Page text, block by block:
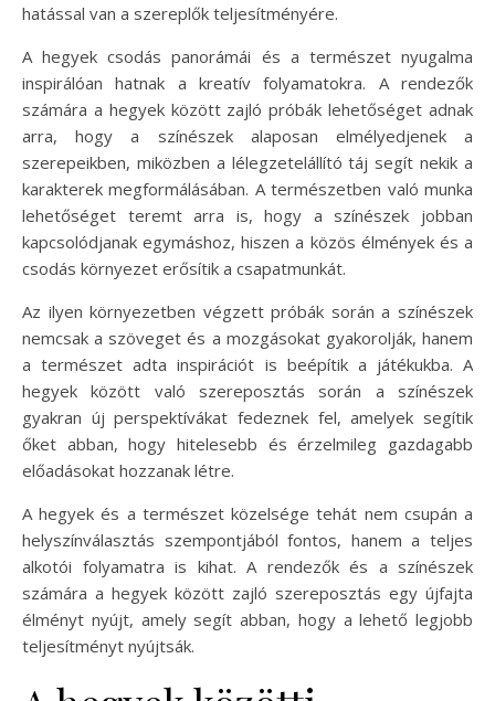
hatással van a szereplők teljesítményére.
A hegyek csodás panorámái és a természet nyugalma
inspirálóan hatnak a kreatív folyamatokra. A rendezők
számára a hegyek között zajló próbák lehetőséget adnak
arra, hogy a színészek alaposan elmélyedjenek a
szerepeikben, miközben a lélegzetelállító táj segít nekik a
karakterek megformálásában. A természetben való munka
lehetőséget teremt arra is, hogy a színészek jobban
kapcsolódjanak egymáshoz, hiszen a közös élmények és a
csodás környezet erősítik a csapatmunkát.
Az ilyen környezetben végzett próbák során a színészek
nemcsak a szöveget és a mozgásokat gyakorolják, hanem
a természet adta inspirációt is beépítik a játékukba. A
hegyek között való szereposztás során a színészek
gyakran új perspektívákat fedeznek fel, amelyek segítik
őket abban, hogy hitelesebb és érzelmileg gazdagabb
előadásokat hozzanak létre.
A hegyek és a természet közelsége tehát nem csupán a
helyszínválasztás szempontjából fontos, hanem a teljes
alkotói folyamatra is kihat. A rendezők és a színészek
számára a hegyek között zajló szereposztás egy újfajta
élményt nyújt, amely segít abban, hogy a lehető legjobb
teljesítményt nyújtsák.